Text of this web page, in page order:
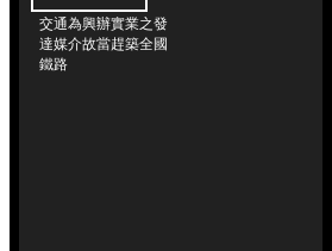
交通為興辦實業之發
達媒介故當趕築全國
鐵路